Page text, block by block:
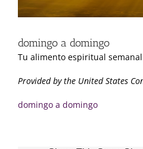
domingo a domingo
Tu alimento espiritual
Provided by the United States
domingo a domingo